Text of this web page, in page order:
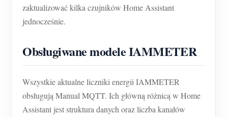
zaktualizować kilka czujników Home Assistant
jednocześnie.
Obsługiwane modele IAMMETER
Wszystkie aktualne liczniki energii IAMMETER
obsługują Manual MQTT. Ich główną różnicą w Home
Assistant jest struktura danych oraz liczba kanałów